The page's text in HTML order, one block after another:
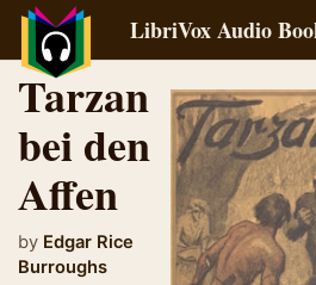
LibriVox Audio
Tarzan
bei den
Affen
by Edgar Rice
Burroughs